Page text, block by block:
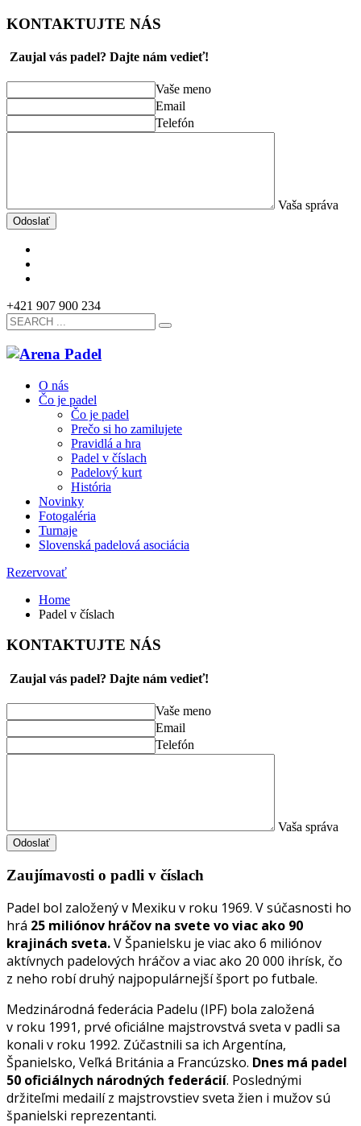
KONTAKTUJTE NÁS
Zaujal vás padel? Dajte nám vedieť!
Vaše meno
Email
Telefón
Vaša správa
Odoslať
+421 907 900 234
O nás
Čo je padel
Čo je padel
Prečo si ho zamilujete
Pravidlá a hra
Padel v číslach
Padelový kurt
História
Novinky
Fotogaléria
Turnaje
Slovenská padelová asociácia
Rezervovať
Home
Padel v číslach
KONTAKTUJTE NÁS
Zaujal vás padel? Dajte nám vedieť!
Vaše meno
Email
Telefón
Vaša správa
Odoslať
Zaujímavosti o padli v číslach
Padel bol založený v Mexiku v roku 1969. V súčasnosti ho
hrá 25 miliónov hráčov na svete vo viac ako 90
krajinách sveta.V Španielsku je viac ako 6 miliónov
aktívnych padelových hráčov a viac ako 20 000 ihrísk, čo
z neho robí druhý najpopulárnejší šport po futbale.
Medzinárodná federácia Padelu (IPF) bola založená
v roku 1991, prvé oficiálne majstrovstvá sveta v padli sa
konali v roku 1992. Zúčastnili sa ich Argentína,
Španielsko, Veľká Británia a Francúzsko. Dnes má padel
50 oficiálnych národných federácií. Poslednými
držiteľmi medailí z majstrovstiev sveta žien i mužov sú
španielski reprezentanti.